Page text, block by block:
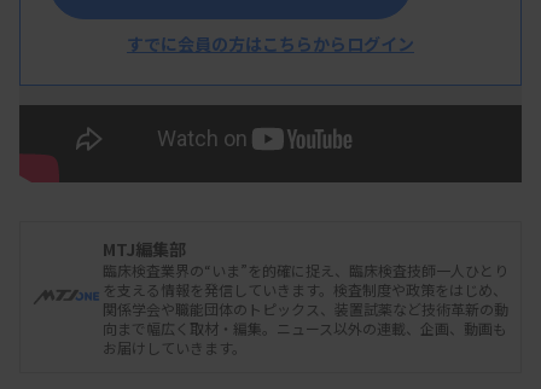
すでに会員の方はこちらからログイン
MTJ編集部
臨床検査業界の“いま”を的確に捉え、臨床検査技師一人ひとり
を支える情報を発信していきます。検査制度や政策をはじめ、
関係学会や職能団体のトピックス、装置試薬など技術革新の動
向まで幅広く取材・編集。ニュース以外の連載、企画、動画も
お届けしていきます。